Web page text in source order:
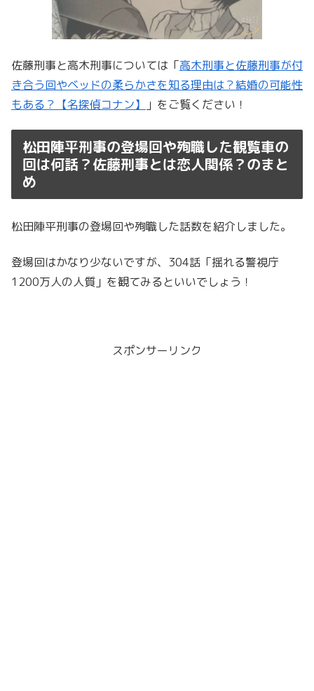
佐藤刑事と高木刑事については「高木刑事と佐藤刑事が付
き合う回やベッドの柔らかさを知る理由は？結婚の可能性
もある？【名探偵コナン】
」をご覧ください！
松田陣平刑事の登場回や殉職した観覧車の
回は何話？佐藤刑事とは恋人関係？のまと
め
松田陣平刑事の登場回や殉職した話数を紹介しました。
登場回はかなり少ないですが、304話「揺れる警視庁
1200万人の人質」を観てみるといいでしょう！
スポンサーリンク